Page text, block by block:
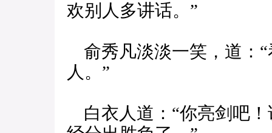
欢别人多讲话。”
俞秀凡淡淡一笑，道：
人。”
白衣人道：“你亮剑吧